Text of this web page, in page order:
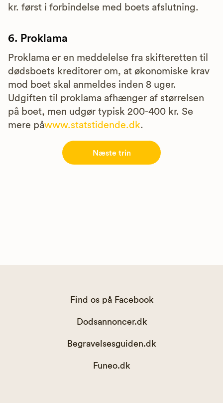
kr. først i forbindelse med boets afslutning.
6. Proklama
Proklama er en meddelelse fra skifteretten til
dødsboets kreditorer om, at økonomiske krav
mod boet skal anmeldes inden 8 uger.
Udgiften til proklama afhænger af størrelsen
på boet, men udgør typisk 200-400 kr. Se
mere påwww.statstidende.dk.
Næste trin
Find os på Facebook
Dodsannoncer.dk
Begravelsesguiden.dk
Funeo.dk